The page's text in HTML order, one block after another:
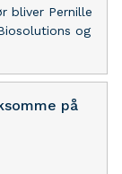
bliver Pernille
og
på